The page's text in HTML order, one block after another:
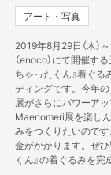
アート・写真
2019年8月29日（木）
（enoco）にて開催す
ちゃったくん』着ぐ
ディングです。今年
展がさらにパワーア
Maenomeri展を楽し
みをつくりたいので
金がかかります。ぜ
くん』の着ぐるみを